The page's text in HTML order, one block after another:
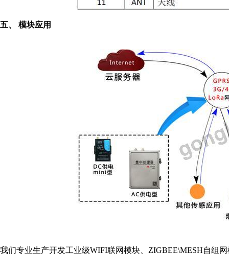
五、 模块应用
我们专业生产开发工业级WIFI联网模块、ZIGBEE\MESH自组